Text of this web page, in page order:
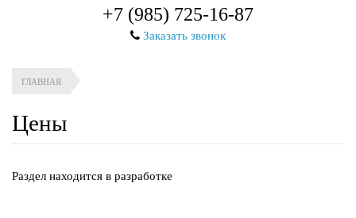
+7 (985) 725-16-87
Заказать звонок
ГЛАВНАЯ
Цены
Раздел находится в разработке